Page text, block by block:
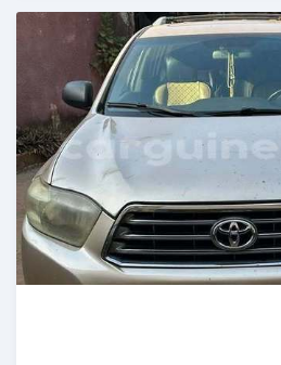
Publié il y a 7 mois